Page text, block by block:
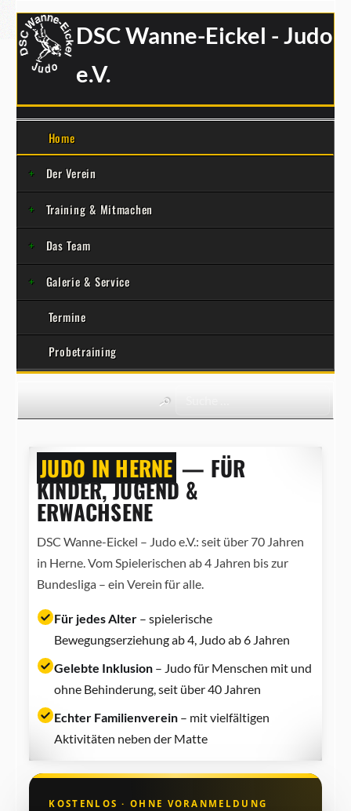
DSC Wanne-Eickel - Judo
e.V.
Home
Der Verein
Training & Mitmachen
Das Team
Galerie & Service
Termine
Probetraining
JUDO IN HERNE — FÜR
KINDER, JUGEND &
ERWACHSENE
DSC Wanne-Eickel – Judo e.V.: seit über 70 Jahren
in Herne. Vom Spielerischen ab 4 Jahren bis zur
Bundesliga – ein Verein für alle.
Für jedes Alter– spielerische
Bewegungserziehung ab 4, Judo ab 6 Jahren
Gelebte Inklusion– Judo für Menschen mit und
ohne Behinderung, seit über 40 Jahren
Echter Familienverein– mit vielfältigen
Aktivitäten neben der Matte
KOSTENLOS · OHNE VORANMELDUNG